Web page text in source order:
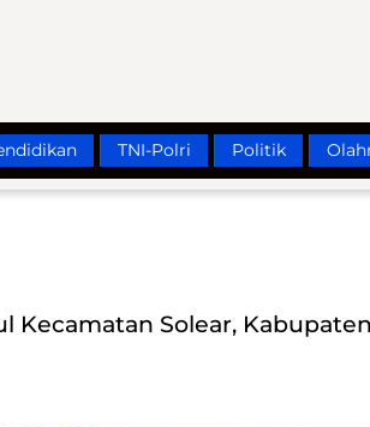
TNI-Polri Politik
Kecamatan Solear,